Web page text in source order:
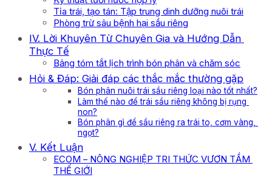
Tỉa trái, tạo tán: Tập trung dinh dưỡng nuôi trái
Phòng trừ sâu bệnh hại sầu riêng
IV. Lời Khuyên Từ Chuyên Gia và Hướng Dẫn
Thực Tế
Bảng tóm tắt lịch trình bón phân và chăm sóc
Hỏi & Đáp: Giải đáp các thắc mắc thường gặp
Bón phân nuôi trái sầu riêng loại nào tốt nhất?
Làm thế nào để trái sầu riêng không bị rụng
non?
Bón phân gì để sầu riêng ra trái to, cơm vàng,
ngọt?
V. Kết Luận
ECOM – NÔNG NGHIỆP TRI THỨC VƯƠN TẦM
THẾ GIỚI